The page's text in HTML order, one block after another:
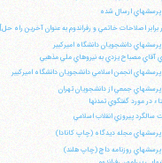
برابر اصلاحات خاتمي و رفراندوم به عنوان آخرين راه حل]